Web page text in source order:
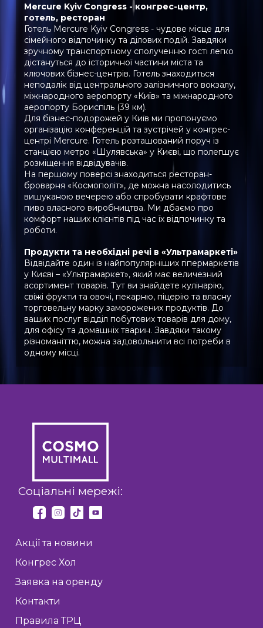
Mercure Kyiv Congress - конгрес-центр,
готель, ресторан
Готель Mercure Kyiv Congress - чудове місце для
сімейного відпочинку та ділових подій. Завдяки
зручному транспортному сполученню гості легко
дістануться до історичної частини міста та
ключових бізнес-центрів. Готель знаходиться
неподалік від центрального залізничного вокзалу,
міжнародного аеропорту «Київ» та міжнародного
аеропорту Бориспіль (39 км).
Для бізнес-подорожей у Київ ми пропонуємо
організацію конференцій та зустрічей у конгрес-
центрі Mercure. Готель розташований поруч із
станцією метро «Шулявська» у Києві, що полегшує
розміщення відвідувачів.
На першому поверсі знаходиться ресторан-
броварня «Космополіт», де можна насолодитись
вишуканою вечерею або спробувати крафтове
пиво власного виробництва. Ми дбаємо про
комфорт наших клієнтів під час їх відпочинку та
роботи.
Продукти та необхідні речі в «Ультрамаркеті»
Відвідайте один із найпопулярніших гіпермаркетів
у Києві – «Ультрамаркет», який має величезний
асортимент товарів. Тут ви знайдете кулінарію,
свіжі фрукти та овочі, пекарню, піцерію та власну
торговельну марку заморожених продуктів. До
ваших послуг відділ побутових товарів для дому,
для офісу та домашніх тварин. Завдяки такому
різноманіттю, можна задовольнити всі потреби в
одному місці.
Соціальні мережі:
Акції та новини
Конгрес Хол
Заявка на оренду
Контакти
Правила ТРЦ